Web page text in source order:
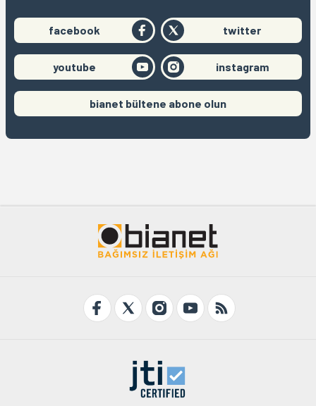
facebook twitter
youtube instagram
bianet bültene abone olun